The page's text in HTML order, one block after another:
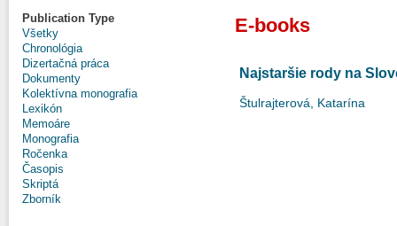
Publication Type
Všetky
Chronológia
Dizertačná práca
Dokumenty
Kolektívna monografia
Lexikón
Memoáre
Monografia
Ročenka
Časopis
Skriptá
Zborník
E-books
Najstaršie rody na
Štulrajterová, Katarína